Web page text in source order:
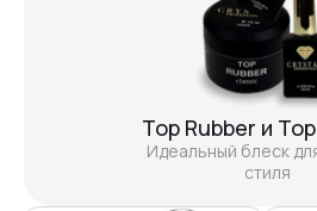
Top Rubber и
Идеальный блеск
стиля